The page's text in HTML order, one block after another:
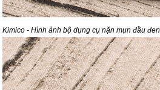
Kimico - Hình ảnh bộ dụng cụ nặn mụn đầu đen